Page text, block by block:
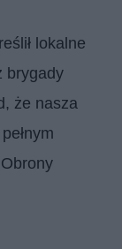
lokalne
brygady
że nasza